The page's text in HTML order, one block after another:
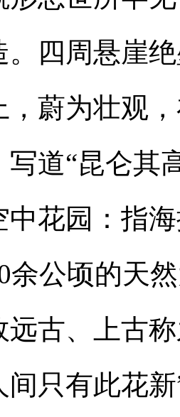
。四周悬崖
，蔚为壮观
写道“昆仑其
园：指海
余公顷的天
远古、上古
间只有此花